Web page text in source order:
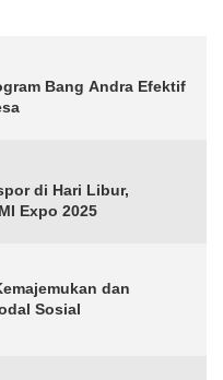
Bang Andra Efektif
di Hari Libur,
Expo 2025
dan
Sosial